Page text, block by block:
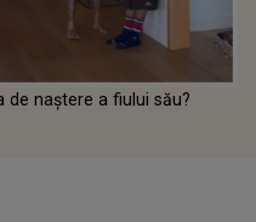
de naștere a fiului său?